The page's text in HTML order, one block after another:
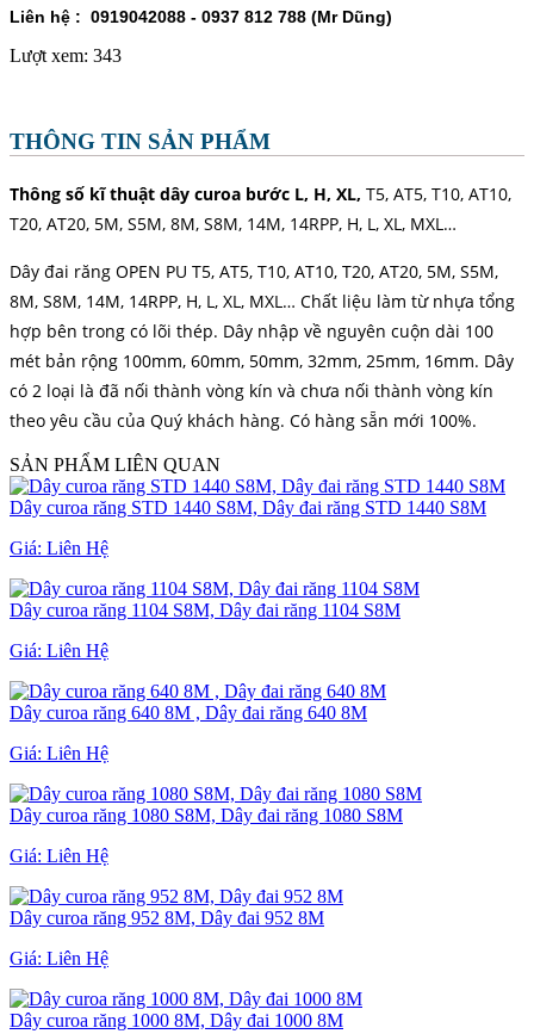
Liên hệ : 0919042088 - 0937 812 788 (Mr Dũng)
Lượt xem: 343
THÔNG TIN SẢN PHẨM
Thông số kĩ thuật dây curoa bước L, H, XL, T5, AT5, T10, AT10,
T20, AT20, 5M, S5M, 8M, S8M, 14M, 14RPP, H, L, XL, MXL…
Dây đai răng OPEN PU T5, AT5, T10, AT10, T20, AT20, 5M, S5M,
8M, S8M, 14M, 14RPP, H, L, XL, MXL… Chất liệu làm từ nhựa tổng
hợp bên trong có lõi thép. Dây nhập về nguyên cuộn dài 100
mét bản rộng 100mm, 60mm, 50mm, 32mm, 25mm, 16mm. Dây
có 2 loại là đã nối thành vòng kín và chưa nối thành vòng kín
theo yêu cầu của Quý khách hàng. Có hàng sẵn mới 100%.
SẢN PHẨM LIÊN QUAN
Dây curoa răng STD 1440 S8M, Dây đai răng STD 1440 S8M
Giá: Liên Hệ
Dây curoa răng 1104 S8M, Dây đai răng 1104 S8M
Giá: Liên Hệ
Dây curoa răng 640 8M , Dây đai răng 640 8M
Giá: Liên Hệ
Dây curoa răng 1080 S8M, Dây đai răng 1080 S8M
Giá: Liên Hệ
Dây curoa răng 952 8M, Dây đai 952 8M
Giá: Liên Hệ
Dây curoa răng 1000 8M, Dây đai 1000 8M